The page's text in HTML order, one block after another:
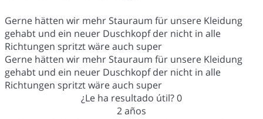
Gerne hätten wir mehr Stauraum für unsere Kleidung
gehabt und ein neuer Duschkopf der nicht in alle
Richtungen spritzt wäre auch super
Gerne hätten wir mehr Stauraum für unsere Kleidung
gehabt und ein neuer Duschkopf der nicht in alle
Richtungen spritzt wäre auch super
¿Le ha resultado útil?0
2 años